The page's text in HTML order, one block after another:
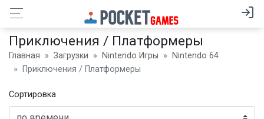
Приключения / Платформеры
Главная Загрузки Nintendo Игры
Nintendo 64
Приключения / Платформеры
Сортировка